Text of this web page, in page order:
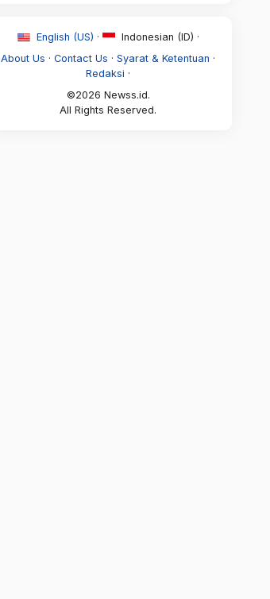
English (US) ·
Indonesian (ID) ·
About Us · Contact Us · Syarat & Ketentuan ·
Redaksi ·
©2026 Newss.id.
All Rights Reserved.